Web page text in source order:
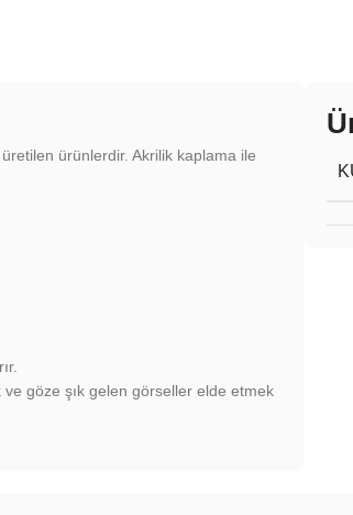
ürünlerdir. Akrilik kaplama ile
göze şık gelen görseller elde etmek